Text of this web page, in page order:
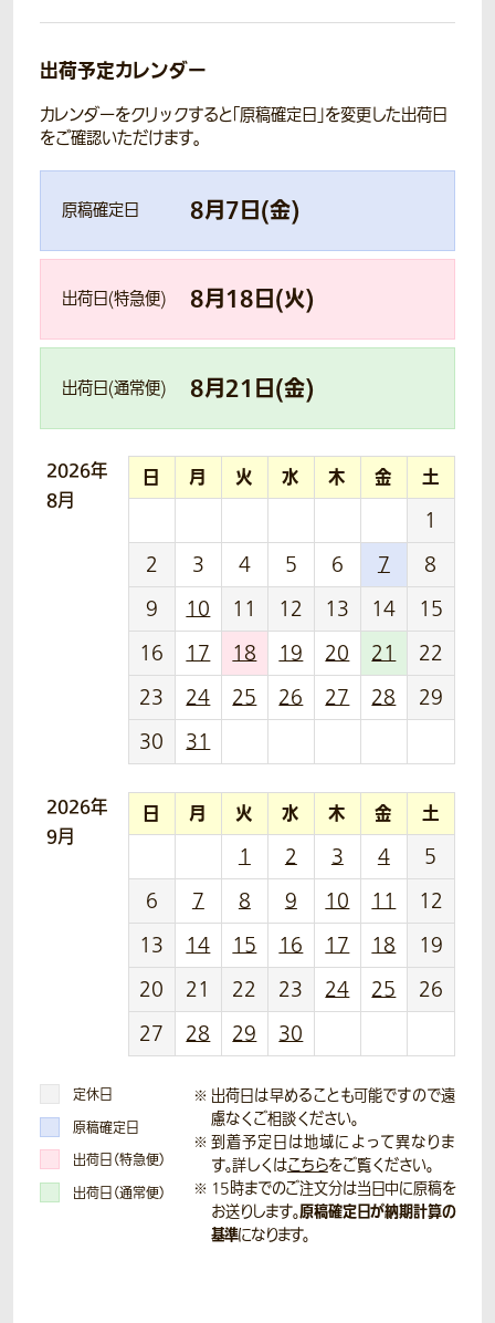
出荷予定カレンダー
カレンダーをクリックすると「原稿確定日」を変更した出荷日
をご確認いただけます。
原稿確定日 8月7日(金)
出荷日(特急便) 8月18日(火)
出荷日(通常便) 8月21 日(金)
2026年
8月
日 月 火 水 木 金 土
1
2
3 4 5 6 7
8
9
10 11 12 13 14
15
16
17 18 19 20 21
22
23
24 25 26 27 28
29
30
31
2026年
9月
日 月 火 水 木 金 土
1 2 3 4
5
6
7 8 9 10 11
12
13
14 15 16 17 18
19
20
21 22 23 24 25
26
27
28 29 30
定休日
原稿確定日
出荷日（特急便）
出荷日（通常便）
出荷日は早めることも可能ですので遠
慮なくご相談ください。
到着予定日は地域によって異なりま
す。詳しくはこちらをご覧ください。
15時までのご注文分は当日中に原稿を
お送りします。原稿確定日が納期計算の
基準になります。